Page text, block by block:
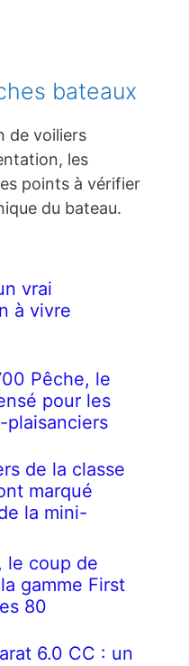
bateaux
de voiliers
les
points à vérifier
du bateau.
vrai
à vivre
Pêche, le
pour les
plaisanciers
de la classe
marqué
la mini-
le coup de
gamme First
80
6.0 CC : un